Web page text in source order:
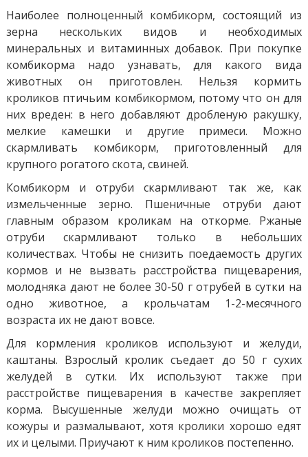
Наиболее полноценный комбикорм, состоящий из
зерна нескольких видов и необходимых
минеральных и витаминных добавок. При покупке
комбикорма надо узнавать, для какого вида
животных он приготовлен. Нельзя кормить
кроликов птичьим комбикормом, потому что он для
них вреден: в него добавляют дробленую ракушку,
мелкие камешки и другие примеси. Можно
скармливать комбикорм, приготовленный для
крупного рогатого скота, свиней.
Комбикорм и отруби скармливают так же, как
измельченные зерно. Пшеничные отруби дают
главным образом кроликам на откорме. Ржаные
отруби скармливают только в небольших
количествах. Чтобы не снизить поедаемость других
кормов и не вызвать расстройства пищеварения,
молодняка дают не более 30-50 г отрубей в сутки на
одно животное, а крольчатам 1-2-месячного
возраста их не дают вовсе.
Для кормления кроликов используют и желуди,
каштаны. Взрослый кролик съедает до 50 г сухих
желудей в сутки. Их используют также при
расстройстве пищеварения в качестве закрепляет
корма. Высушенные желуди можно очищать от
кожуры и размалывают, хотя кролики хорошо едят
их и целыми. Приучают к ним кроликов постепенно.